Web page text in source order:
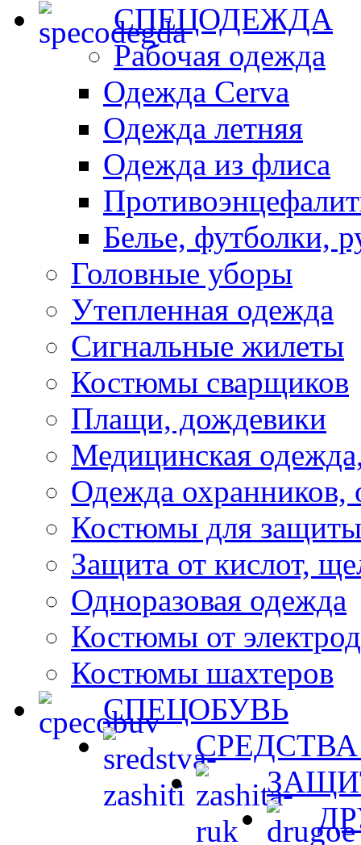
СПЕЦОДЕЖДА
Рабочая одежда
Одежда Cerva
Одежда летняя
Одежда из флиса
Белье, футболки,
Головные уборы
Утепленная одежда
Сигнальные жилеты
Костюмы сварщиков
Плащи, дождевики
Медицинская
Одежда охранников,
Костюмы для
Защита от кислот,
Одноразовая одежда
Костюмы от
Костюмы шахтеров
СПЕЦОБУВЬ